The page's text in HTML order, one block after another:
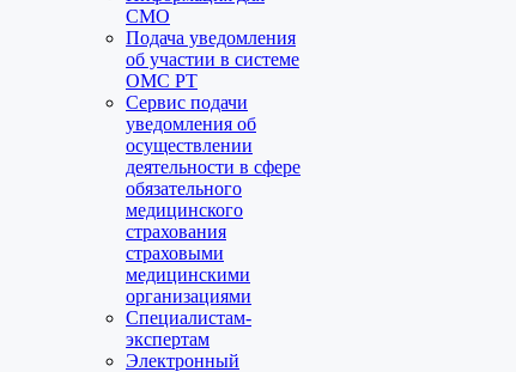
СМО
Подача уведомления
об участии в системе
ОМС РТ
Сервис подачи
уведомления об
осуществлении
деятельности в сфере
обязательного
медицинского
страхования
страховыми
медицинскими
организациями
Специалистам-
экспертам
Электронный